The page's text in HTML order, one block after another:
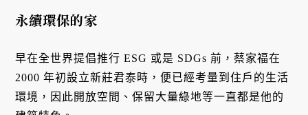
永續環保的家
早在全世界提倡推行 ESG 或是 SDGs 前，蔡家福在
2000 年初設立新莊君泰時，便已經考量到住戶的生活
環境，因此開放空間、保留大量綠地等一直都是他的